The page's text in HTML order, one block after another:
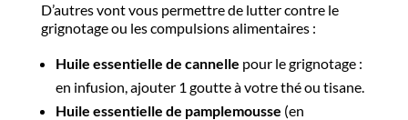
D’autres vont vous permettre de lutter contre le
grignotage ou les compulsions alimentaires :
Huile essentielle de cannelle pour le grignotage :
en infusion, ajouter 1 goutte à votre thé ou tisane.
Huile essentielle de pamplemousse (en